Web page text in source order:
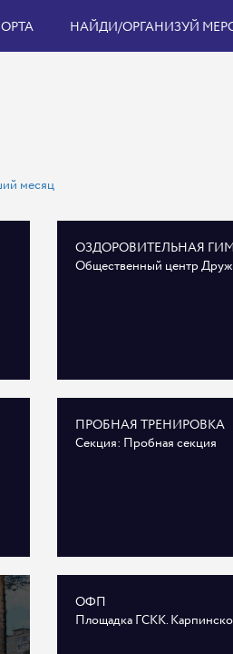
НАЙДИ/ОРГАНИЗУЙ
месяц
ОЗДОРОВИТЕЛЬНАЯ
Общественный центр
ПРОБНАЯ ТРЕНИРОВКА
Секция: Пробная секция
ОФП
Площадка ГСКК.